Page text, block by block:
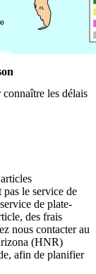
les délais
le service de
de plate-
des frais
nous contacter au
(HNR)
afin de planifier